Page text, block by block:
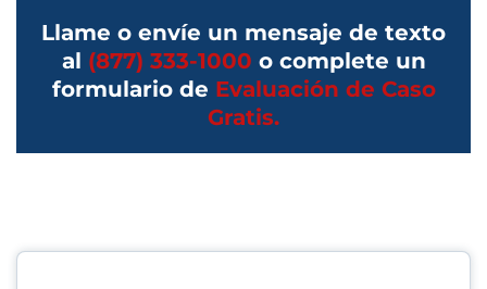
Llame o envíe un mensaje de texto
al (877) 333-1000 o complete un
formulario de Evaluación de Caso
Gratis.